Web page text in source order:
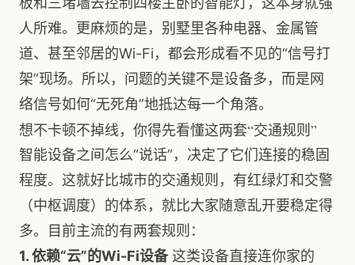
人所难。更麻烦的是，别墅里各种电器、金属管
道、甚至邻居的Wi-Fi，都会形成看不见的“信号打
架”现场。所以，问题的关键不是设备多，而是网
络信号如何“无死角”地抵达每一个角落。
想不卡顿不掉线，你得先看懂这两套“交通规则”
智能设备之间怎么“说话”，决定了它们连接的稳固
程度。这就好比城市的交通规则，有红绿灯和交警
（中枢调度）的体系，就比大家随意乱开要稳定得
多。目前主流的有两套规则：
1. 依赖“云”的Wi-Fi设备这类设备直接连你家的